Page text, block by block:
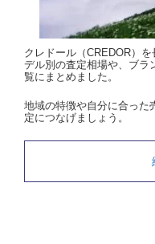
クレドール（CREDOR）
デル別の査定相場や、ブラ
覧にまとめました。
地域の特徴や自分に合った
定につなげましょう。